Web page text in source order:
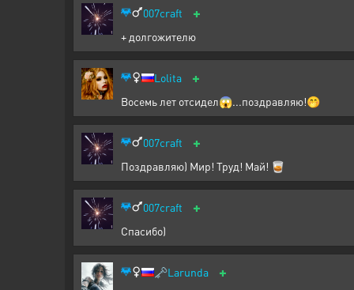
007craft +
+ долгожителю
Lolita +
Восемь лет отсидел😱...поздравляю!🤭
007craft +
Поздравляю) Мир! Труд! Май! 🥃
007craft +
Спасибо)
🗝️Larunda +